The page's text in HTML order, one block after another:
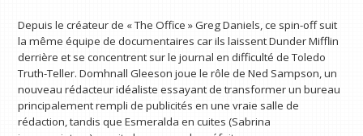
Depuis le créateur de « The Office » Greg Daniels, ce spin-off suit
la même équipe de documentaires car ils laissent Dunder Mifflin
derrière et se concentrent sur le journal en difficulté de Toledo
Truth-Teller. Domhnall Gleeson joue le rôle de Ned Sampson, un
nouveau rédacteur idéaliste essayant de transformer un bureau
principalement rempli de publicités en une vraie salle de
rédaction, tandis que Esmeralda en cuites (Sabrina